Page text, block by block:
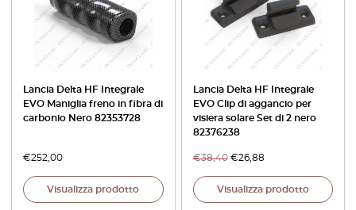
Lancia Delta HF Integrale
EVO Maniglia freno in fibra di
carbonio Nero 82353728
€252,00
Visualizza prodotto
Lancia Delta HF Integrale
EVO Clip di aggancio per
visiera solare Set di 2 nero
82376238
€38,40 €26,88
Visualizza prodotto